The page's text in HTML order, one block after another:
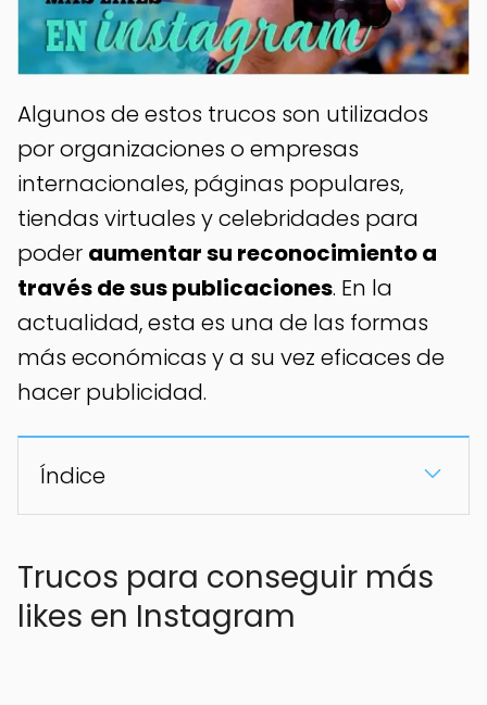
Algunos de estos trucos son utilizados
por organizaciones o empresas
internacionales, páginas populares,
tiendas virtuales y celebridades para
poder aumentar su reconocimiento a
través de sus publicaciones. En la
actualidad, esta es una de las formas
más económicas y a su vez eficaces de
hacer publicidad.
Índice
Trucos para conseguir más
likes en Instagram